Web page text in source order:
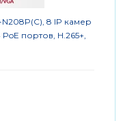
8 IP камер
портов, H.265+,